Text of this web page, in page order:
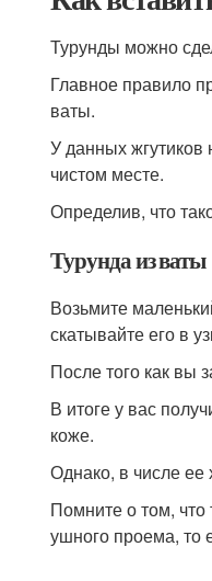
Турунды можно
Главное правило
ваты.
У данных жгутиков
чистом месте.
Определив, что
Турунда из ваты
Возьмите
скатывайте его в
После того как вы
В итоге у вас
коже.
Однако, в числе ее
Помните о том,
ушного проема, то